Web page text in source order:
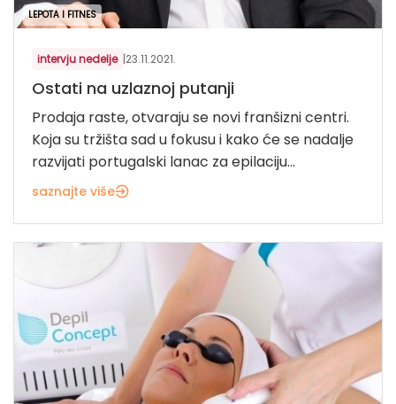
LEPOTA I FITNES
intervju nedelje |23.11.2021.
Ostati na uzlaznoj putanji
Prodaja raste, otvaraju se novi franšizni centri.
Koja su tržišta sad u fokusu i kako će se nadalje
razvijati portugalski lanac za epilaciju...
saznajte više